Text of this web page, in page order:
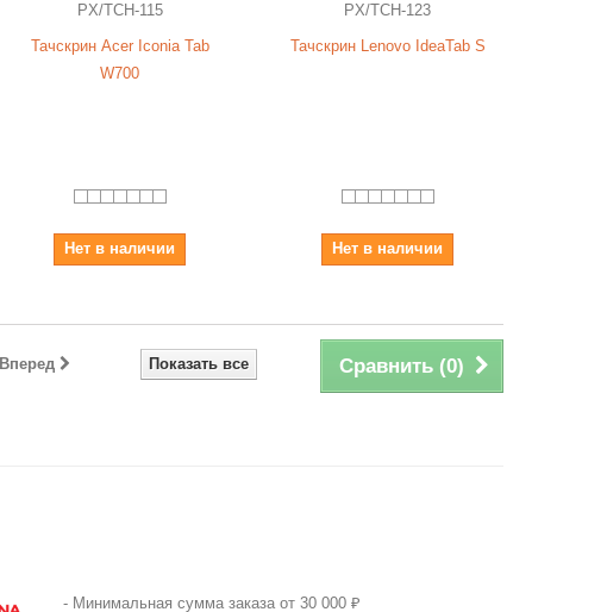
PX/TCH-115
Тачскрин Acer Iconia Tab
W700
Нет в наличии
PX/TCH-123
Тачскрин Lenovo IdeaTab S
Нет в наличии
Сравнить (0)
Показать все
Вперед
- Минимальная сумма заказа от 30 000 ₽